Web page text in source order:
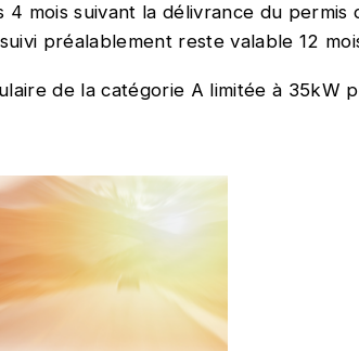
mois suivant la délivrance du permis
préalablement reste valable 12
de la catégorie A limitée à 35kW